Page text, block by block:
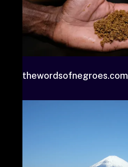
thewordsofnegroes.com